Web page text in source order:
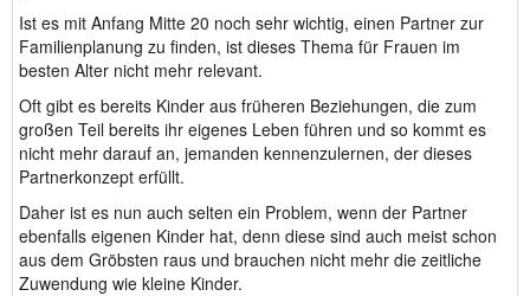
Ist es mit Anfang Mitte 20 noch sehr wichtig, einen Partner zur
Familienplanung zu finden, ist dieses Thema für Frauen im
besten Alter nicht mehr relevant.
Oft gibt es bereits Kinder aus früheren Beziehungen, die zum
großen Teil bereits ihr eigenes Leben führen und so kommt es
nicht mehr darauf an, jemanden kennenzulernen, der dieses
Partnerkonzept erfüllt.
Daher ist es nun auch selten ein Problem, wenn der Partner
ebenfalls eigenen Kinder hat, denn diese sind auch meist schon
aus dem Gröbsten raus und brauchen nicht mehr die zeitliche
Zuwendung wie kleine Kinder.